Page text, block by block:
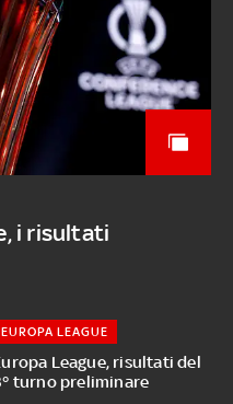
i risultati
League, risultati del
turno preliminare
EUROPA LEAGUE